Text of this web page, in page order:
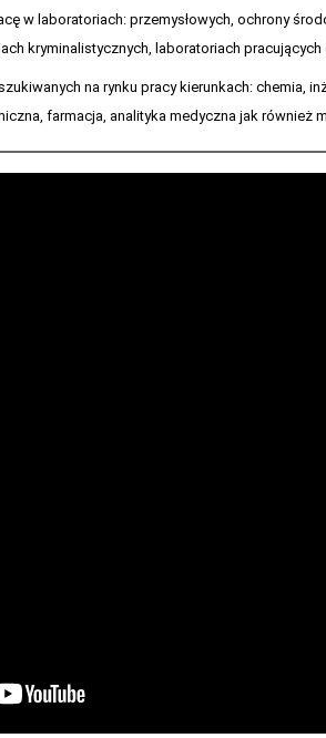
w laboratoriach: przemysłowych, ochrony
kryminalistycznych, laboratoriach
na rynku pracy kierunkach: chemia,
farmacja, analityka medyczna jak również